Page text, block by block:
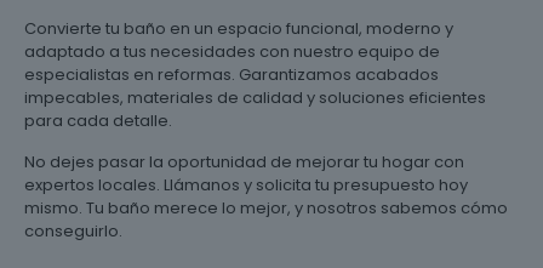
Convierte tu baño en un espacio funcional, moderno y
adaptado a tus necesidades con nuestro equipo de
especialistas en reformas. Garantizamos acabados
impecables, materiales de calidad y soluciones eficientes
para cada detalle.
No dejes pasar la oportunidad de mejorar tu hogar con
expertos locales. Llámanos y solicita tu presupuesto hoy
mismo. Tu baño merece lo mejor, y nosotros sabemos cómo
conseguirlo.